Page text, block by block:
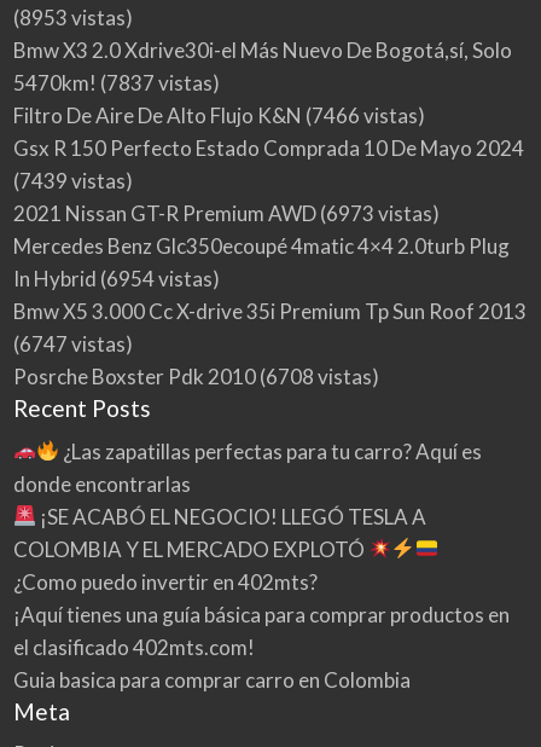
(8953 vistas)
Bmw X3 2.0 Xdrive30i-el Más Nuevo De Bogotá,sí, Solo
5470km! (7837 vistas)
Filtro De Aire De Alto Flujo K&N (7466 vistas)
Gsx R 150 Perfecto Estado Comprada 10 De Mayo 2024
(7439 vistas)
2021 Nissan GT-R Premium AWD(6973 vistas)
Mercedes Benz Glc350ecoupé 4matic 4×4 2.0turb Plug
In Hybrid (6954 vistas)
Bmw X5 3.000 Cc X-drive 35i Premium Tp Sun Roof 2013
(6747 vistas)
Posrche Boxster Pdk 2010(6708 vistas)
Recent Posts
¿Las zapatillas perfectas para tu carro? Aquí es
donde encontrarlas
¡SE ACABÓ EL NEGOCIO! LLEGÓ TESLA A
COLOMBIA Y EL MERCADO EXPLOTÓ
¿Como puedo invertir en 402mts?
¡Aquí tienes una guía básica para comprar productos en
el clasificado 402mts.com!
Guia basica para comprar carro en Colombia
Meta